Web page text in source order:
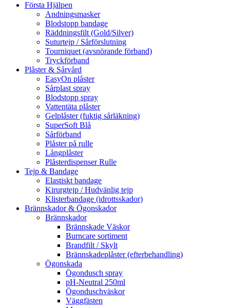
Första Hjälpen
Andningsmasker
Blodstopp bandage
Räddningsfilt (Gold/Silver)
Suturtejp / Sårförslutning
Tourniquet (avsnörande förband)
Tryckförband
Plåster & Sårvård
EasyOn plåster
Sårplast spray
Blodstopp spray
Vattentäta plåster
Gelplåster (fuktig sårläkning)
SuperSoft Blå
Sårförband
Plåster på rulle
Långplåster
Plåsterdispenser Rulle
Tejp & Bandage
Elastiskt bandage
Kirurgtejp / Hudvänlig tejp
Klisterbandage (idrottsskador)
Brännskador & Ögonskador
Brännskador
Brännskade Väskor
Burncare sortiment
Brandfilt / Skylt
Brännskadeplåster (efterbehandling)
Ögonskada
Ögondusch spray
pH-Neutral 250ml
Ögonduschväskor
Väggfästen